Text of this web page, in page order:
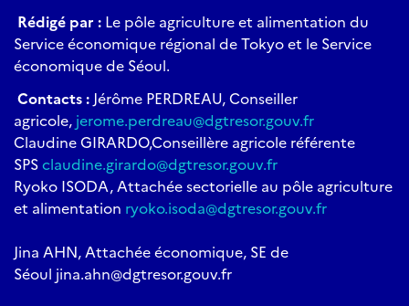
Rédigé par : Le pôle agriculture et alimentation du
Service économique régional de Tokyo et le Service
économique de Séoul.
Contacts : Jérôme PERDREAU, Conseiller
agricole, jerome.perdreau@dgtresor.gouv.fr
Claudine GIRARDO,Conseillère agricole référente
SPSclaudine.girardo@dgtresor.gouv.fr
Ryoko ISODA, Attachée sectorielle au pôle agriculture
et alimentation ryoko.isoda@dgtresor.gouv.fr
Jina AHN, Attachée économique, SE de
Séoul jina.ahn@dgtresor.gouv.fr